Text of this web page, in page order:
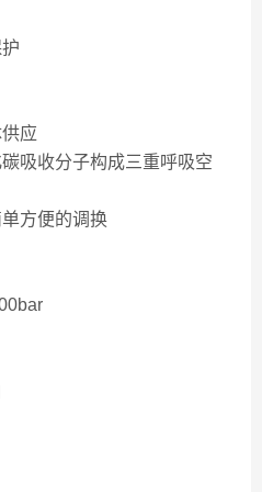
应
吸收分子构成三重呼吸空
方便的调换